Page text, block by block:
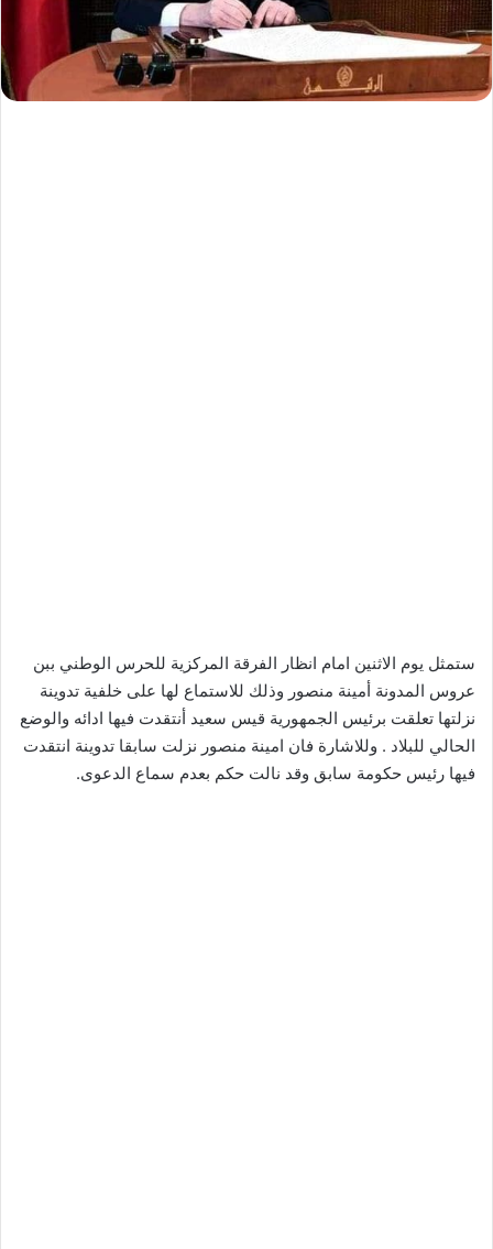
ستمثل يوم الاثنين امام انظار الفرقة المركزية للحرس الوطني ببن
عروس المدونة أمينة منصور وذلك للاستماع لها على خلفية تدوينة
نزلتها تعلقت برئيس الجمهورية قيس سعيد أنتقدت فيها ادائه والوضع
الحالي للبلاد . وللاشارة فان امينة منصور نزلت سابقا تدوينة انتقدت
فيها رئيس حكومة سابق وقد نالت حكم بعدم سماع الدعوى.